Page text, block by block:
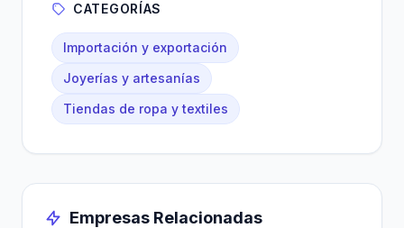
CATEGORÍAS
Importación y exportación
Joyerías y artesanías
Tiendas de ropa y textiles
Empresas Relacionadas